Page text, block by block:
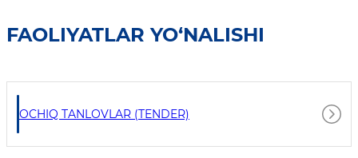
FAOLIYATLAR YO‘NALISHI
OCHIQ TANLOVLAR (TENDER)